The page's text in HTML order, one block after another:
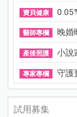
寶貝健康
醫師專欄 晚婚
產後照護 小說
專家專欄 守護
試用募集